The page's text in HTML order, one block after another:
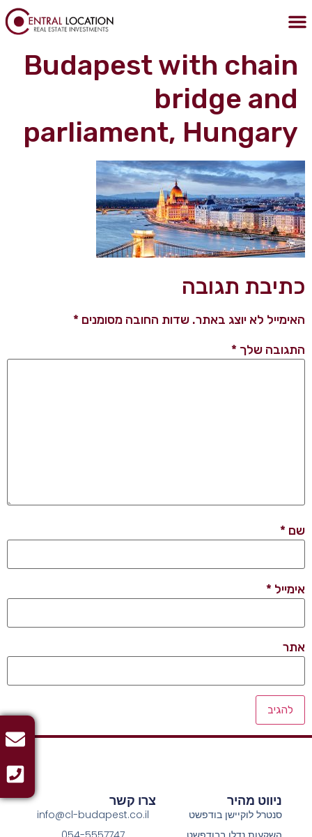
Budapest with chain
bridge and
parliament, Hungary
כתיבת תגובה
האימייל לא יוצג באתר. שדות החובה מסומנים *
התגובה שלך *
שם *
אימייל *
אתר
ניווט מהיר
סנטרל לוקיישן בודפשט
צרו קשר
info@cl-budapest.co.il